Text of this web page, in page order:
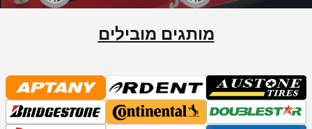
מותגים מובילים